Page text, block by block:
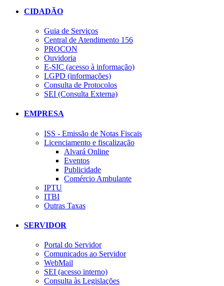
CIDADÃO
Guia de Serviços
Central de Atendimento 156
PROCON
Ouvidoria
E-SIC (acesso à informação)
LGPD (informações)
Consulta de Protocolos
SEI (Consulta Externa)
EMPRESA
ISS - Emissão de Notas Fiscais
Licenciamento e fiscalização
Alvará Online
Eventos
Publicidade
Comércio Ambulante
IPTU
ITBI
Outras Taxas
SERVIDOR
Portal do Servidor
Comunicados ao Servidor
WebMail
SEI (acesso interno)
Consulta às Legislações